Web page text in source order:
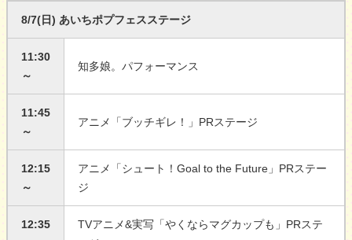
8/7(日) あいちポプフェスステージ
11:30
～
知多娘。パフォーマンス
11:45
～
アニメ「ブッチギレ！」PRステージ
12:15
～
アニメ「シュート！Goal to the Future」PRステー
ジ
12:35
TVアニメ&実写「やくならマグカップも」PRステ